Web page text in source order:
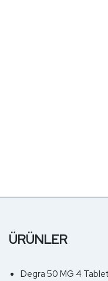
ÜRÜNLER
Degra 50 MG 4 Tablet